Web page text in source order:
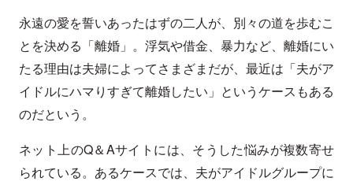
永遠の愛を誓いあったはずの二人が、別々の道を歩むこ
とを決める「離婚」。浮気や借金、暴力など、離婚にい
たる理由は夫婦によってさまざまだが、最近は「夫がア
イドルにハマりすぎて離婚したい」というケースもある
のだという。
ネット上のQ＆Aサイトには、そうした悩みが複数寄せ
られている。あるケースでは、夫がアイドルグループに